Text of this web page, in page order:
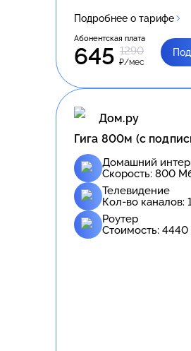
Подробнее о тарифе
Абонентская плата
645 1290
₽/мес
Дом.ру
Гига 800м (с
Домашний
Скорость: 800
Телевидение
Кол-во каналов:
Роутер
Стоимость: 4440